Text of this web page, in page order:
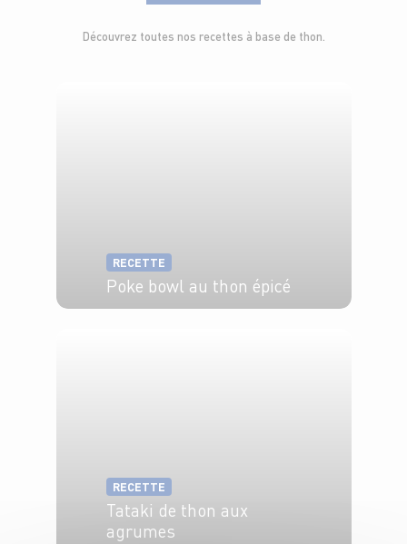
Découvrez toutes nos recettes à base de thon.
RECETTE
Poke bowl au thon épicé
RECETTE
Tataki de thon aux
agrumes